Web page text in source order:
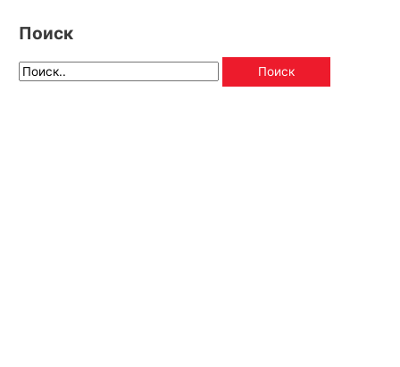
Поиск